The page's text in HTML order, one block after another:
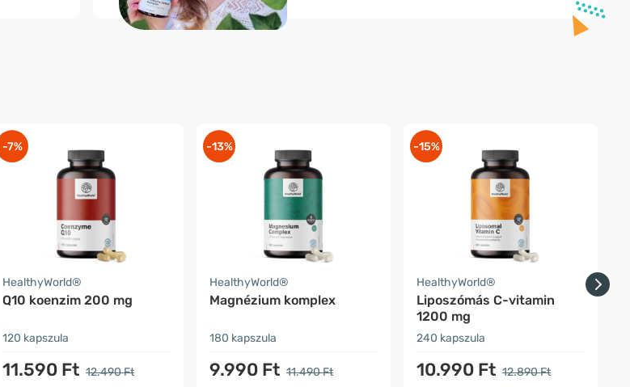
-7%
HealthyWorld®
Q10 koenzim 200 mg
120 kapszula
11.590 Ft 12.490 Ft
-13%
HealthyWorld®
Magnézium komplex
180 kapszula
9.990 Ft 11.490 Ft
-15%
HealthyWorld®
Liposzómás C-vitamin
1200 mg
240 kapszula
10.990 Ft 12.890 Ft